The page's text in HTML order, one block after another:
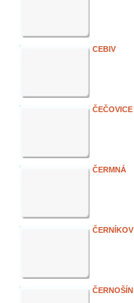
CEBIV
ČEČOVICE
ČERMNÁ
ČERNÍKOV
ČERNOŠÍN